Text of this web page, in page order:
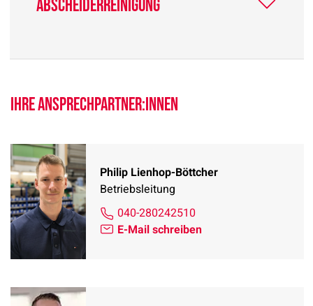
Abscheiderreinigung
Ihre Ansprechpartner:innen
Philip Lienhop-Böttcher
Betriebsleitung
040-280242510
E-Mail schreiben